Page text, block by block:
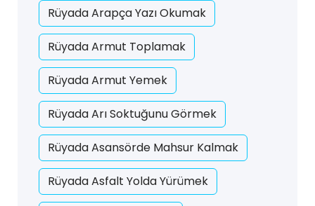
Rüyada Arapça Yazı Okumak
Rüyada Armut Toplamak
Rüyada Armut Yemek
Rüyada Arı Soktuğunu Görmek
Rüyada Asansörde Mahsur Kalmak
Rüyada Asfalt Yolda Yürümek